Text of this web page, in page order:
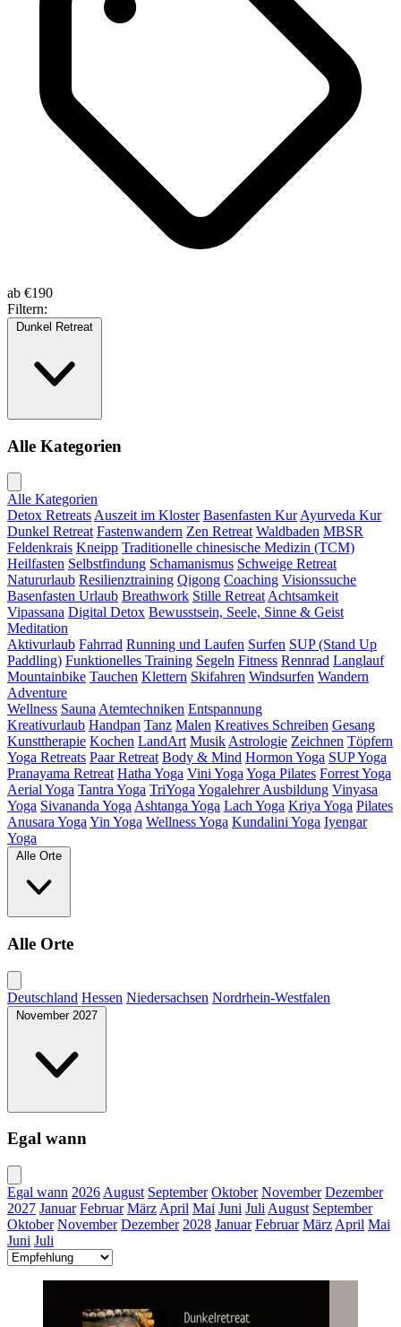
ab €190
Filtern:
Dunkel Retreat
Alle Kategorien
Alle Kategorien
Detox Retreats Auszeit im Kloster Basenfasten Kur Ayurveda Kur
Dunkel Retreat Fastenwandern Zen Retreat Waldbaden MBSR
Feldenkrais Kneipp Traditionelle chinesische Medizin (TCM)
Heilfasten Selbstfindung Schamanismus Schweige Retreat
Natururlaub Resilienztraining Qigong Coaching Visionssuche
Basenfasten Urlaub Breathwork Stille Retreat Achtsamkeit
Vipassana Digital Detox Bewusstsein, Seele, Sinne & Geist
Meditation
Aktivurlaub Fahrrad Running und Laufen Surfen SUP (Stand Up
Paddling) Funktionelles Training Segeln Fitness Rennrad Langlauf
Mountainbike Tauchen Klettern Skifahren Windsurfen Wandern
Adventure
Wellness Sauna Atemtechniken Entspannung
Kreativurlaub Handpan Tanz Malen Kreatives Schreiben Gesang
Kunsttherapie Kochen LandArt Musik Astrologie Zeichnen Töpfern
Yoga Retreats Paar Retreat Body & Mind Hormon Yoga SUP Yoga
Pranayama Retreat Hatha Yoga Vini Yoga Yoga Pilates Forrest Yoga
Aerial Yoga Tantra Yoga TriYoga Yogalehrer Ausbildung Vinyasa
Yoga Sivananda Yoga Ashtanga Yoga Lach Yoga Kriya Yoga Pilates
Anusara Yoga Yin Yoga Wellness Yoga Kundalini Yoga Iyengar
Yoga
Alle Orte
Alle Orte
Deutschland Hessen Niedersachsen Nordrhein-Westfalen
November 2027
Egal wann
Egal wann 2026 August September Oktober November Dezember
2027 Januar Februar März April Mai Juni Juli August September
Oktober November Dezember 2028 Januar Februar März April Mai
Juni Juli